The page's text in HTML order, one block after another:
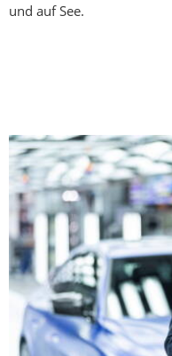
und auf See.